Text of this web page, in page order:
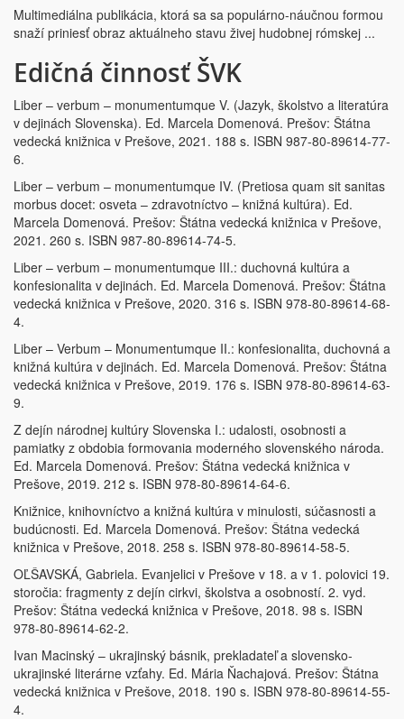
Multimediálna publikácia, ktorá sa sa populárno-náučnou formou
snaží priniesť obraz aktuálneho stavu živej hudobnej rómskej ...
Edičná činnosť ŠVK
Liber – verbum – monumentumque V. (Jazyk, školstvo a literatúra
v dejinách Slovenska). Ed. Marcela Domenová. Prešov: Štátna
vedecká knižnica v Prešove, 2021. 188 s. ISBN 987-80-89614-77-
6.
Liber – verbum – monumentumque IV. (Pretiosa quam sit sanitas
morbus docet: osveta – zdravotníctvo – knižná kultúra). Ed.
Marcela Domenová. Prešov: Štátna vedecká knižnica v Prešove,
2021. 260 s. ISBN 987-80-89614-74-5.
Liber – verbum – monumentumque III.: duchovná kultúra a
konfesionalita v dejinách. Ed. Marcela Domenová. Prešov: Štátna
vedecká knižnica v Prešove, 2020. 316 s. ISBN 978-80-89614-68-
4.
Liber – Verbum – Monumentumque II.: konfesionalita, duchovná a
knižná kultúra v dejinách. Ed. Marcela Domenová. Prešov: Štátna
vedecká knižnica v Prešove, 2019. 176 s. ISBN 978-80-89614-63-
9.
Z dejín národnej kultúry Slovenska I.: udalosti, osobnosti a
pamiatky z obdobia formovania moderného slovenského národa.
Ed. Marcela Domenová. Prešov: Štátna vedecká knižnica v
Prešove, 2019. 212 s. ISBN 978-80-89614-64-6.
Knižnice, knihovníctvo a knižná kultúra v minulosti, súčasnosti a
budúcnosti. Ed. Marcela Domenová. Prešov: Štátna vedecká
knižnica v Prešove, 2018. 258 s. ISBN 978-80-89614-58-5.
OĽŠAVSKÁ, Gabriela. Evanjelici v Prešove v 18. a v 1. polovici 19.
storočia: fragmenty z dejín cirkvi, školstva a osobností. 2. vyd.
Prešov: Štátna vedecká knižnica v Prešove, 2018. 98 s. ISBN
978-80-89614-62-2.
Ivan Macinský – ukrajinský básnik, prekladateľ a slovensko-
ukrajinské literárne vzťahy. Ed. Mária Ňachajová. Prešov: Štátna
vedecká knižnica v Prešove, 2018. 190 s. ISBN 978-80-89614-55-
4.